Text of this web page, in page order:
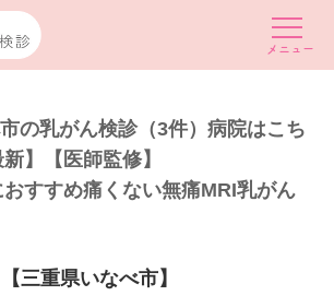
の乳がん検診（3件）病院はこち
】【医師監修】
すすめ痛くない無痛MRI乳がん
【三重県いなべ市】